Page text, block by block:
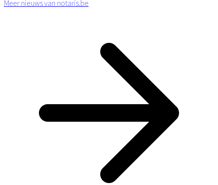
Meer nieuws van notaris.be